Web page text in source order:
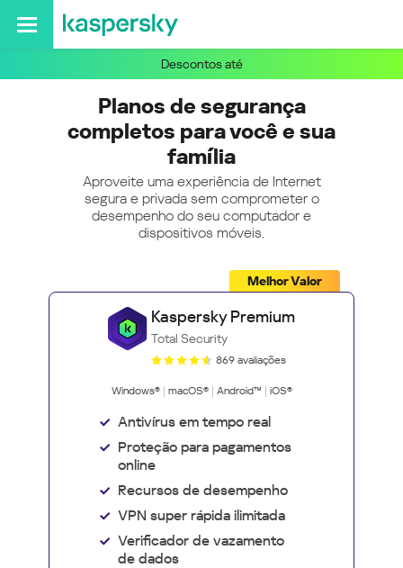
Descontos até
Planos de segurança
completos para você e sua
família
Aproveite uma experiência de Internet
segura e privada sem comprometer o
desempenho do seu computador e
dispositivos móveis.
Melhor Valor
Kaspersky Premium
Total Security
869 avaliações
Windows® macOS® Android™ iOS®
Antivírus em tempo real
Proteção para pagamentos
online
Recursos de desempenho
VPN super rápida ilimitada
Verificador de vazamento
de dados